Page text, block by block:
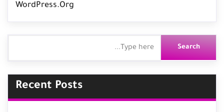
WordPress.org
Recent Posts